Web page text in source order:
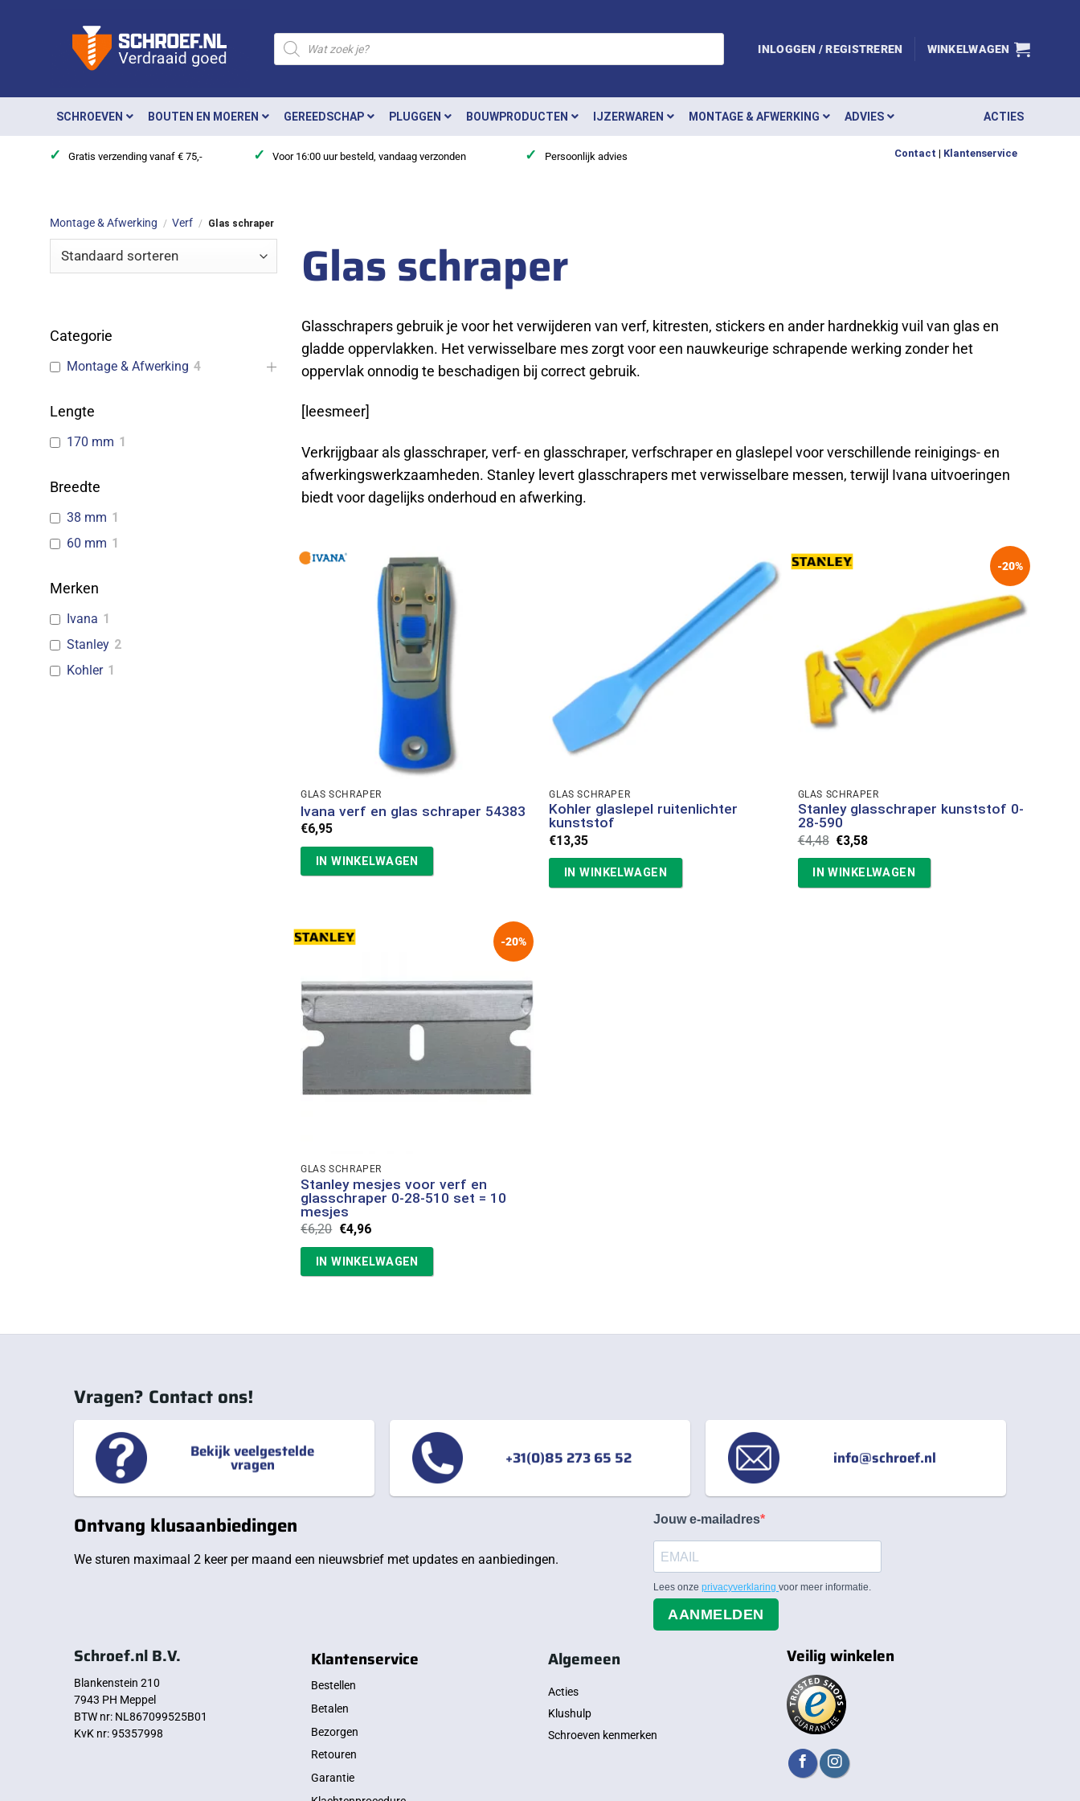
Producten
zoeken
INLOGGEN / REGISTREREN WINKELWAGEN
SCHROEVEN BOUTEN EN MOEREN GEREEDSCHAP PLUGGEN BOUWPRODUCTEN IJZERWAREN MONTAGE & AFWERKING ADVIES ACTIES
✓ Gratis verzending vanaf € 75,- ✓ Voor 16:00 uur besteld, vandaag verzonden ✓ Persoonlijk advies Contact | Klantenservice
Montage & Afwerking / Verf / Glas schraper
Categorie
Montage & Afwerking 4
Lengte
170 mm 1
Breedte
38 mm 1
60 mm 1
Merken
Ivana 1
Stanley 2
Kohler 1
Glas schraper
Glasschrapers gebruik je voor het verwijderen van verf, kitresten, stickers en ander hardnekkig vuil van glas en
gladde oppervlakken. Het verwisselbare mes zorgt voor een nauwkeurige schrapende werking zonder het
oppervlak onnodig te beschadigen bij correct gebruik.
[leesmeer]
Verkrijgbaar als glasschraper, verf- en glasschraper, verfschraper en glaslepel voor verschillende reinigings- en
afwerkingswerkzaamheden. Stanley levert glasschrapers met verwisselbare messen, terwijl Ivana uitvoeringen
biedt voor dagelijks onderhoud en afwerking.
GLAS SCHRAPER
Ivana verf en glas schraper 54383
€6,95
IN WINKELWAGEN
GLAS SCHRAPER
Kohler glaslepel ruitenlichter
kunststof
€13,35
IN WINKELWAGEN
-20%
GLAS SCHRAPER
Stanley glasschraper kunststof 0-
28-590
€4,48 Oorspronkelijke
prijs
was:
€4,48.
€3,58Huidige
is:
€3,58.
IN WINKELWAGEN
-20%
GLAS SCHRAPER
Stanley mesjes voor verf en
glasschraper 0-28-510 set = 10
mesjes
€6,20 Oorspronkelijke
prijs
€6,20.
€4,96Huidige
€4,96.
IN WINKELWAGEN
Vragen? Contact ons!
Bekijk veelgestelde
vragen +31(0)85 273 65 52 info@schroef.nl
Ontvang klusaanbiedingen
We sturen maximaal 2 keer per maand een nieuwsbrief met updates en aanbiedingen.
Jouw e-mailadres
Lees onzeprivacyverklaringvoor meer informatie.
AANMELDEN
Schroef.nl B.V.
Blankenstein 210
7943 PH Meppel
BTW nr: NL867099525B01
KvK nr: 95357998
Klantenservice
Bestellen
Betalen
Bezorgen
Retouren
Garantie
Algemeen
Acties
Klushulp
Schroeven kenmerken
Veilig winkelen